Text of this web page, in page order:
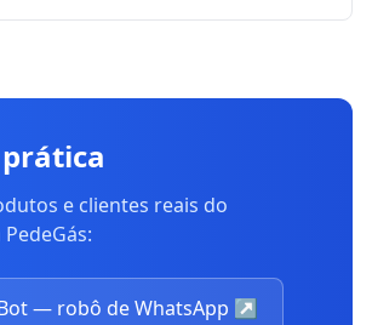
e clientes reais do
— robô de WhatsApp ↗